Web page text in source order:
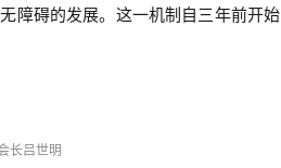
障碍的发展。这一机制自三年前开始
长吕世明